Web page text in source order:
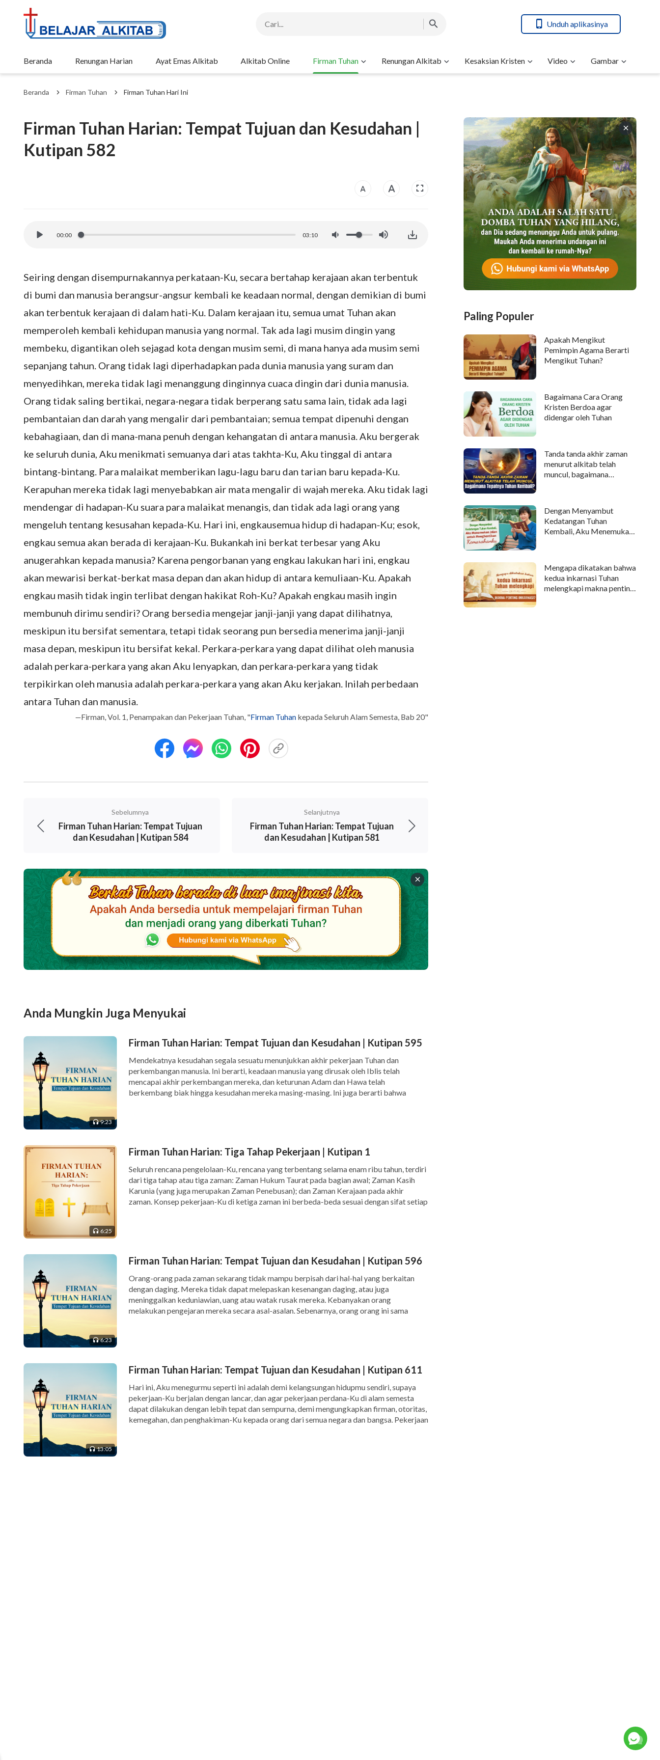
Unduh aplikasinya
Beranda Renungan Harian Ayat Emas Alkitab Alkitab Online Firman Tuhan Renungan Alkitab Kesaksian Kristen Video Gambar
Beranda Firman Tuhan Firman Tuhan Hari Ini
Firman Tuhan Harian: Tempat Tujuan dan Kesudahan |
Kutipan 582
00:00 03:10
Seiring dengan disempurnakannya perkataan-Ku, secara bertahap kerajaan akan terbentuk
di bumi dan manusia berangsur-angsur kembali ke keadaan normal, dengan demikian di bumi
akan terbentuk kerajaan di dalam hati-Ku. Dalam kerajaan itu, semua umat Tuhan akan
memperoleh kembali kehidupan manusia yang normal. Tak ada lagi musim dingin yang
membeku, digantikan oleh sejagad kota dengan musim semi, di mana hanya ada musim semi
sepanjang tahun. Orang tidak lagi diperhadapkan pada dunia manusia yang suram dan
menyedihkan, mereka tidak lagi menanggung dinginnya cuaca dingin dari dunia manusia.
Orang tidak saling bertikai, negara-negara tidak berperang satu sama lain, tidak ada lagi
pembantaian dan darah yang mengalir dari pembantaian; semua tempat dipenuhi dengan
kebahagiaan, dan di mana-mana penuh dengan kehangatan di antara manusia. Aku bergerak
ke seluruh dunia, Aku menikmati semuanya dari atas takhta-Ku, Aku tinggal di antara
bintang-bintang. Para malaikat memberikan lagu-lagu baru dan tarian baru kepada-Ku.
Kerapuhan mereka tidak lagi menyebabkan air mata mengalir di wajah mereka. Aku tidak lagi
mendengar di hadapan-Ku suara para malaikat menangis, dan tidak ada lagi orang yang
mengeluh tentang kesusahan kepada-Ku. Hari ini, engkausemua hidup di hadapan-Ku; esok,
engkau semua akan berada di kerajaan-Ku. Bukankah ini berkat terbesar yang Aku
anugerahkan kepada manusia? Karena pengorbanan yang engkau lakukan hari ini, engkau
akan mewarisi berkat-berkat masa depan dan akan hidup di antara kemuliaan-Ku. Apakah
engkau masih tidak ingin terlibat dengan hakikat Roh-Ku? Apakah engkau masih ingin
membunuh dirimu sendiri? Orang bersedia mengejar janji-janji yang dapat dilihatnya,
meskipun itu bersifat sementara, tetapi tidak seorang pun bersedia menerima janji-janji
masa depan, meskipun itu bersifat kekal. Perkara-perkara yang dapat dilihat oleh manusia
adalah perkara-perkara yang akan Aku lenyapkan, dan perkara-perkara yang tidak
terpikirkan oleh manusia adalah perkara-perkara yang akan Aku kerjakan. Inilah perbedaan
antara Tuhan dan manusia.
—Firman, Vol. 1, Penampakan dan Pekerjaan Tuhan, "Firman Tuhan kepada Seluruh Alam Semesta, Bab 20"
Sebelumnya
Firman Tuhan Harian: Tempat Tujuan
dan Kesudahan | Kutipan 584
Selanjutnya
Firman Tuhan Harian: Tempat Tujuan
dan Kesudahan | Kutipan 581
Anda Mungkin Juga Menyukai
9:23
Firman Tuhan Harian: Tempat Tujuan dan Kesudahan | Kutipan 595
Mendekatnya kesudahan segala sesuatu menunjukkan akhir pekerjaan Tuhan dan
perkembangan manusia. Ini berarti, keadaan manusia yang dirusak oleh Iblis telah
mencapai akhir perkembangan mereka, dan keturunan Adam dan Hawa telah
berkembang biak hingga kesudahan mereka masing-masing. Ini juga berarti bahwa
6:25
Firman Tuhan Harian: Tiga Tahap Pekerjaan | Kutipan 1
Seluruh rencana pengelolaan-Ku, rencana yang terbentang selama enam ribu tahun, terdiri
dari tiga tahap atau tiga zaman: Zaman Hukum Taurat pada bagian awal; Zaman Kasih
Karunia (yang juga merupakan Zaman Penebusan); dan Zaman Kerajaan pada akhir
zaman. Konsep pekerjaan-Ku di ketiga zaman ini berbeda-beda sesuai dengan sifat setiap
6:23
Firman Tuhan Harian: Tempat Tujuan dan Kesudahan | Kutipan 596
Orang-orang pada zaman sekarang tidak mampu berpisah dari hal-hal yang berkaitan
dengan daging. Mereka tidak dapat melepaskan kesenangan daging, atau juga
meninggalkan keduniawian, uang atau watak rusak mereka. Kebanyakan orang
melakukan pengejaran mereka secara asal-asalan. Sebenarnya, orang orang ini sama
13:05
Firman Tuhan Harian: Tempat Tujuan dan Kesudahan | Kutipan 611
Hari ini, Aku menegurmu seperti ini adalah demi kelangsungan hidupmu sendiri, supaya
pekerjaan-Ku berjalan dengan lancar, dan agar pekerjaan perdana-Ku di alam semesta
dapat dilakukan dengan lebih tepat dan sempurna, demi mengungkapkan firman, otoritas,
kemegahan, dan penghakiman-Ku kepada orang dari semua negara dan bangsa. Pekerjaan
Paling Populer
Apakah Mengikut
Pemimpin Agama Berarti
Mengikut Tuhan?
Bagaimana Cara Orang
Kristen Berdoa agar
didengar oleh Tuhan
Tanda tanda akhir zaman
menurut alkitab telah
muncul, bagaimana
Dengan Menyambut
Kedatangan Tuhan
Kembali, Aku Menemukan
Mengapa dikatakan bahwa
kedua inkarnasi Tuhan
melengkapi makna penting